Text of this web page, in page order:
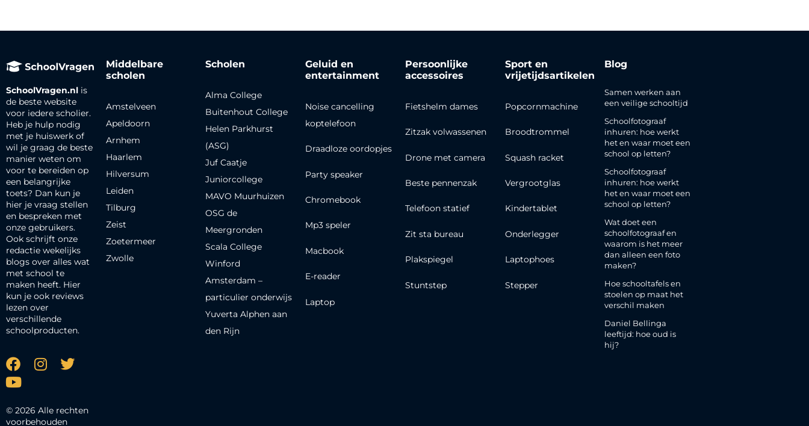
SchoolVragen.nl is
de beste website
voor iedere scholier.
Heb je hulp nodig
met je huiswerk of
wil je graag de beste
manier weten om
voor te bereiden op
een belangrijke
toets? Dan kun je
hier je vraag stellen
en bespreken met
onze gebruikers.
Ook schrijft onze
redactie wekelijks
blogs over alles wat
met school te
maken heeft. Hier
kun je ook reviews
lezen over
verschillende
schoolproducten.
© 2026 Alle rechten
voorbehouden
Middelbare
scholen
Amstelveen
Apeldoorn
Arnhem
Haarlem
Hilversum
Leiden
Tilburg
Zeist
Zoetermeer
Zwolle
Scholen
Alma College
Buitenhout College
Helen Parkhurst
(ASG)
Juf Caatje
Juniorcollege
MAVO Muurhuizen
OSG de
Meergronden
Scala College
Winford
Amsterdam –
particulier onderwijs
Yuverta Alphen aan
den Rijn
Geluid en
entertainment
Noise cancelling
koptelefoon
Draadloze oordopjes
Party speaker
Chromebook
Mp3 speler
Macbook
E-reader
Laptop
Persoonlijke
accessoires
Fietshelm dames
Zitzak volwassenen
Drone met camera
Beste pennenzak
Telefoon statief
Zit sta bureau
Plakspiegel
Stuntstep
Sport en
vrijetijdsartikelen
Popcornmachine
Broodtrommel
Squash racket
Vergrootglas
Kindertablet
Onderlegger
Laptophoes
Stepper
Blog
Samen werken aan
een veilige schooltijd
Schoolfotograaf
inhuren: hoe werkt
het en waar moet een
school op letten?
Schoolfotograaf
inhuren: hoe werkt
het en waar moet een
school op letten?
Wat doet een
schoolfotograaf en
waarom is het meer
dan alleen een foto
maken?
Hoe schooltafels en
stoelen op maat het
verschil maken
Daniel Bellinga
leeftijd: hoe oud is
hij?